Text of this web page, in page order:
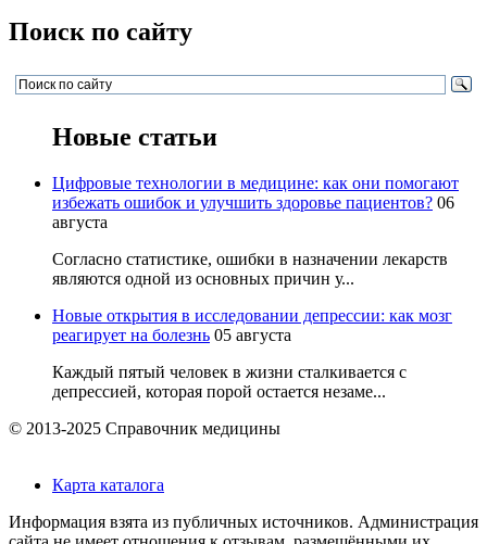
Поиск по сайту
Новые статьи
Цифровые технологии в медицине: как они помогают
избежать ошибок и улучшить здоровье пациентов? 06
августа
Согласно статистике, ошибки в назначении лекарств
являются одной из основных причин у...
Новые открытия в исследовании депрессии: как мозг
реагирует на болезнь 05 августа
Каждый пятый человек в жизни сталкивается с
депрессией, которая порой остается незаме...
© 2013-2025 Справочник медицины
Карта каталога
Информация взята из публичных источников. Администрация